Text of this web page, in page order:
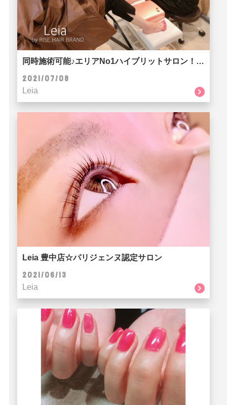
同時施術可能♪エリアNo1ハイブリットサロン！！Leia 豊中店☆☆☆
2021/07/08
Leia
Leia 豊中店☆パリジェンヌ認定サロン
2021/06/13
Leia